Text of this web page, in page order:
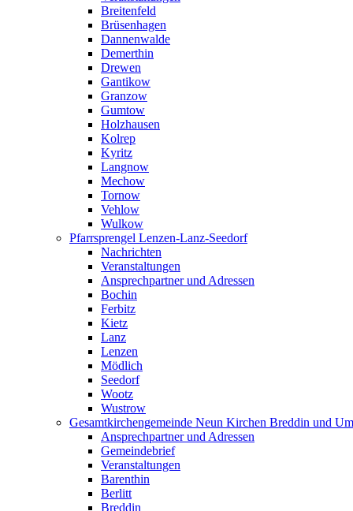
Breitenfeld
Brüsenhagen
Dannenwalde
Demerthin
Drewen
Gantikow
Granzow
Gumtow
Holzhausen
Kolrep
Kyritz
Langnow
Mechow
Tornow
Vehlow
Wulkow
Pfarrsprengel Lenzen-Lanz-Seedorf
Nachrichten
Veranstaltungen
Ansprechpartner und Adressen
Bochin
Ferbitz
Kietz
Lanz
Lenzen
Mödlich
Seedorf
Wootz
Wustrow
Gesamtkirchengemeinde Neun Kirchen Breddin und
Ansprechpartner und Adressen
Gemeindebrief
Veranstaltungen
Barenthin
Berlitt
Breddin